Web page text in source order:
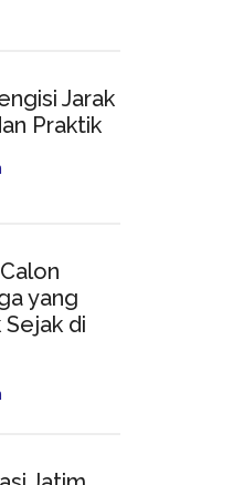
Jarak
Praktik
yang
Sejak di